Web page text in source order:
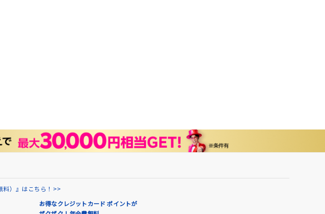
料）』はこちら！>>
お得なクレジットカード ポイントが